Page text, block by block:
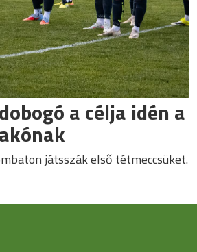
a célja idén a
játsszák első tétmeccsüket.